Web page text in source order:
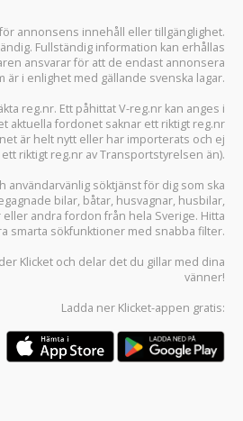
annonsens innehåll eller tillgänglighet.
Fullständig information kan erhållas
ansvarar för att de endast annonsera
i enlighet med gällande svenska lagar.
reg.nr. Ett påhittat V-reg.nr kan anges i
aktuella fordonet saknar ett riktigt reg.nr
är helt nytt eller har importerats och ej
riktigt reg.nr av Transportstyrelsen än).
användarvänlig söktjänst för dig som ska
bilar, båtar, husvagnar, husbilar,
eller andra fordon från hela Sverige. Hitta
smarta sökfunktioner med snabba filter.
Klicket och delar det du gillar med dina
vänner!
Ladda ner Klicket-appen gratis: